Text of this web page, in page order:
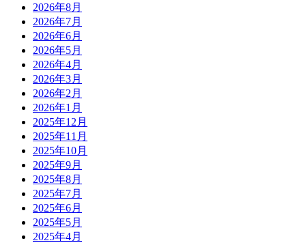
2026年8月
2026年7月
2026年6月
2026年5月
2026年4月
2026年3月
2026年2月
2026年1月
2025年12月
2025年11月
2025年10月
2025年9月
2025年8月
2025年7月
2025年6月
2025年5月
2025年4月